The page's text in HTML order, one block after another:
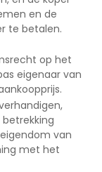
en de
te betalen.
op het
eigenaar van
van
met het